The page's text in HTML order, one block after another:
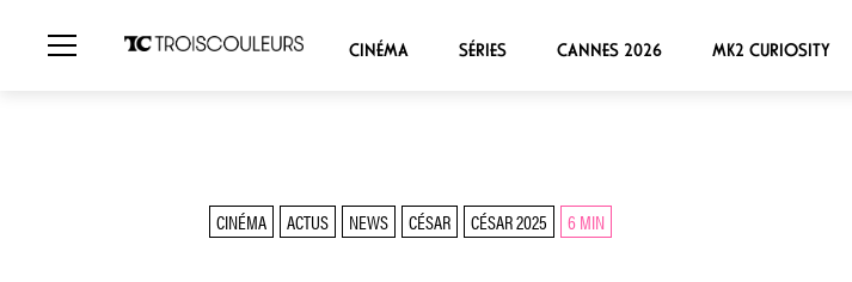
CINÉMA SÉRIES CANNES 2026 MK2 CURIOSITY
CINÉMA ACTUS NEWS CÉSAR CÉSAR 2025 6 MIN